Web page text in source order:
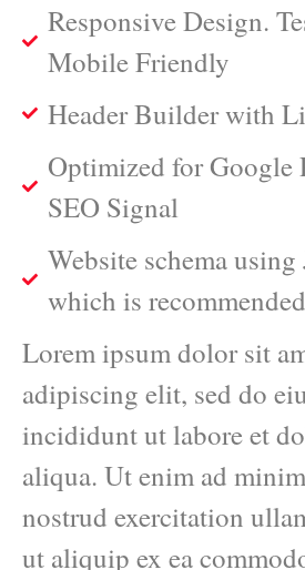
Responsive Design.
Mobile Friendly
Header Builder with
Optimized for Google
SEO Signal
Website schema
which is
Lorem ipsum dolor sit
adipiscing elit, sed do
incididunt ut labore et
aliqua. Ut enim ad
nostrud exercitation
ut aliquip ex ea